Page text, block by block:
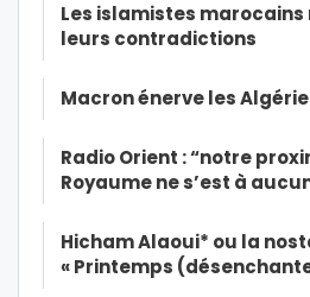
Les islamistes
leurs contradictions
Macron énerve les
Radio Orient : “notre
Royaume ne s’est à
Hicham Alaoui* ou la
« Printemps